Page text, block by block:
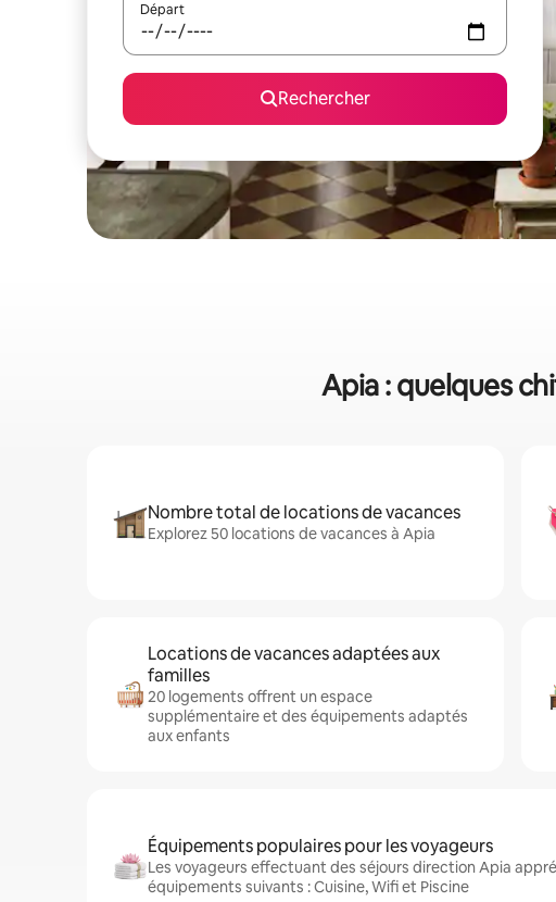
Départ
Rechercher
Apia : quelques
Nombre total de locations de vacances
Explorez 50 locations de vacances à Apia
Locations de vacances adaptées aux
familles
20 logements offrent un espace
supplémentaire et des équipements adaptés
aux enfants
Équipements populaires pour les voyageurs
Les voyageurs effectuant des séjours direction Apia
équipements suivants : Cuisine, Wifi et Piscine